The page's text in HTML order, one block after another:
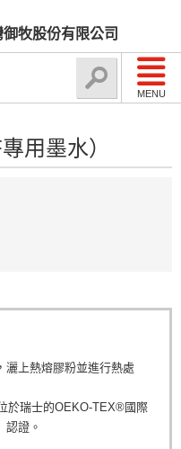
御牧股份有限公司
MENU
用墨水）
灑上熱熔膠粉並進行熱處
於瑞士的OEKO-TEX®國際
認證。